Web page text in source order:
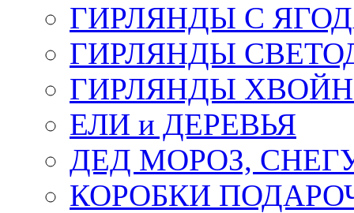
ГИРЛЯНДЫ С
ГИРЛЯНДЫ
ГИРЛЯНДЫ
ЕЛИ и ДЕРЕВЬЯ
ДЕД МОРОЗ,
КОРОБКИ